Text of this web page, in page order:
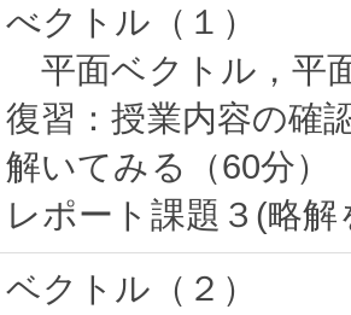
べクトル（１）
平面ベクトル，平
復習：授業内容の確
解いてみる（60分）
ベクトル（２）